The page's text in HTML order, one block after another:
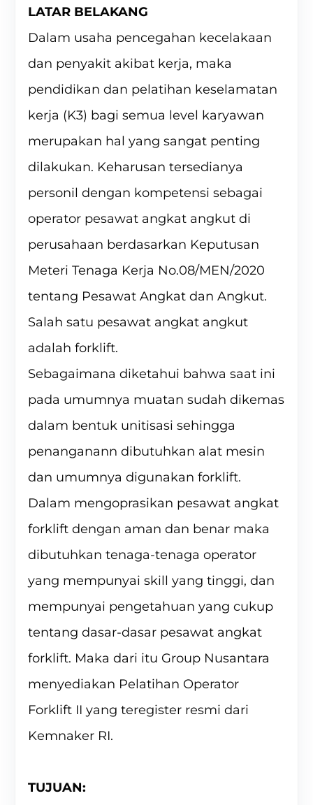
LATAR BELAKANG
Dalam usaha pencegahan kecelakaan
dan penyakit akibat kerja, maka
pendidikan dan pelatihan keselamatan
kerja (K3) bagi semua level karyawan
merupakan hal yang sangat penting
dilakukan. Keharusan tersedianya
personil dengan kompetensi sebagai
operator pesawat angkat angkut di
perusahaan berdasarkan Keputusan
Meteri Tenaga Kerja No.08/MEN/2020
tentang Pesawat Angkat dan Angkut.
Salah satu pesawat angkat angkut
adalah forklift.
Sebagaimana diketahui bahwa saat ini
pada umumnya muatan sudah dikemas
dalam bentuk unitisasi sehingga
penanganann dibutuhkan alat mesin
dan umumnya digunakan forklift.
Dalam mengoprasikan pesawat angkat
forklift dengan aman dan benar maka
dibutuhkan tenaga-tenaga operator
yang mempunyai skill yang tinggi, dan
mempunyai pengetahuan yang cukup
tentang dasar-dasar pesawat angkat
forklift. Maka dari itu Group Nusantara
menyediakan Pelatihan Operator
Forklift II yang teregister resmi dari
Kemnaker RI.
TUJUAN: